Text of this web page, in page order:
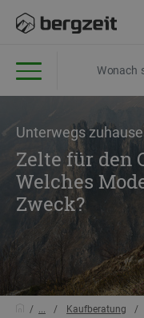
Unterwegs
Zelte für den
Welches
Zweck?
... Kaufberatung